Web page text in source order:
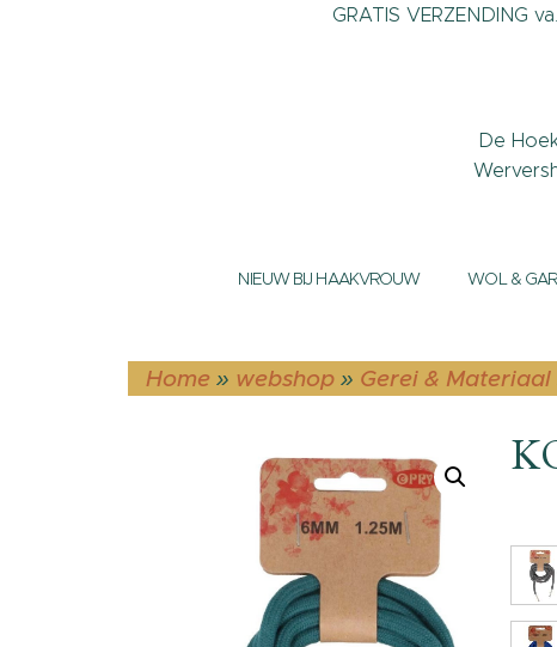
GRATIS VERZENDING
De
NIEUW BIJ HAAKVROUW WOL &
Home » webshop » Gerei & Materiaal